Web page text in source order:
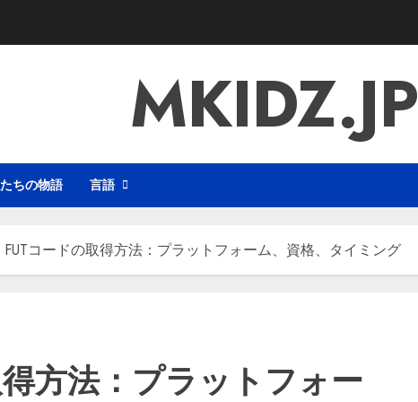
MKIDZ.JP
ちの物語 言語
FUTコードの取得方法：プラットフォーム、資格、タイミング
方法：プラットフォー